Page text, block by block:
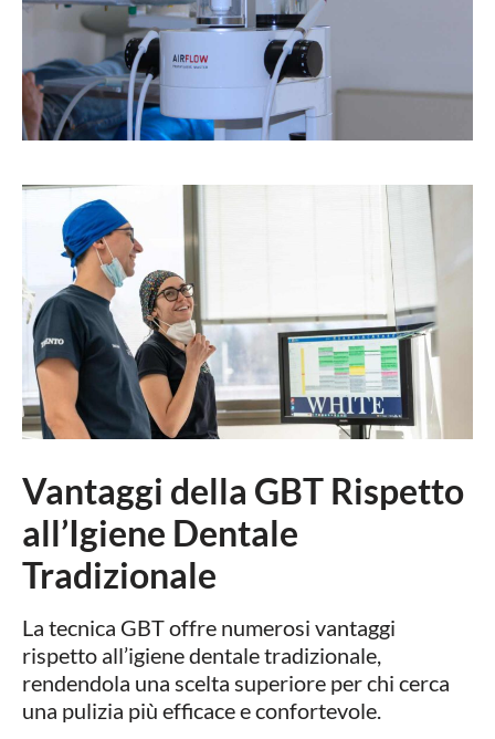
Vantaggi della GBT Rispetto
all’Igiene Dentale
Tradizionale
La tecnica GBT offre numerosi vantaggi
rispetto all’igiene dentale tradizionale,
rendendola una scelta superiore per chi cerca
una pulizia più efficace e confortevole.